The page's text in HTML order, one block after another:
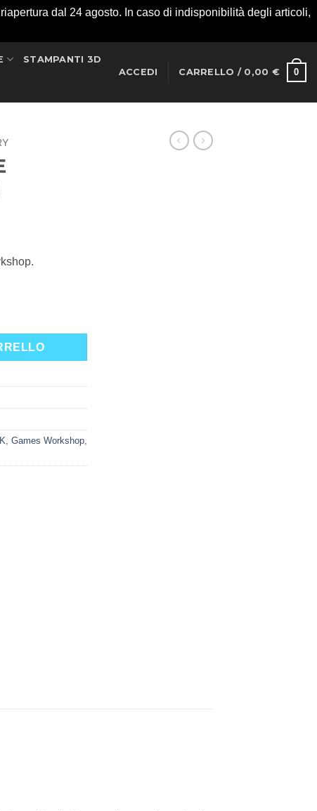
dal 24 agosto. In caso di indisponibilità degli articoli,
STAMPANTI 3D
ACCEDI CARRELLO / 0,00 € 0
, Games Workshop,